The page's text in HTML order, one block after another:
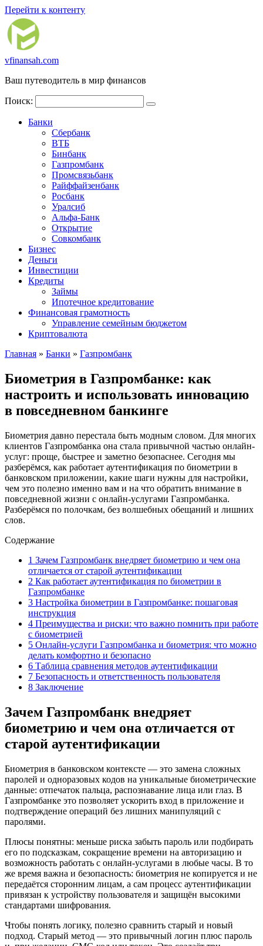
Перейти к контенту
vfinansah.com
Ваш путеводитель в мир финансов
Поиск:
Банки
Сбербанк
ВТБ
Бинбанк
Газпромбанк
Промсвязьбанк
Райффайзенбанк
Росбанк
Уралсиб
Альфа-Банк
Открытие
Совкомбанк
Бизнес
Деньги
Инвестиции
Кредиты
Займы
Ипотечное кредитование
Финансовая грамотность
Управление семейным бюджетом
Криптовалюта
Главная » Банки » Газпромбанк
Биометрия в Газпромбанке: как
настроить и использовать инновацию
в повседневном банкинге
Биометрия давно перестала быть модным словом. Для многих
клиентов Газпромбанка она стала привычной частью онлайн-
услуг: проще, быстрее и заметно безопаснее. Сегодня мы
разберёмся, как работает аутентификация по биометрии в
банковском приложении, какие шаги нужны для настройки,
чем это полезно именно вам и на что обратить внимание в
повседневной жизни с онлайн-услугами Газпромбанка.
Разберёмся по полочкам, без волшебных обещаний и лишних
слов.
Содержание
1 Зачем Газпромбанк внедряет биометрию и чем она
отличается от старой аутентификации
2 Как работает аутентификация по биометрии в
Газпромбанке
3 Настройка биометрии в Газпромбанке: пошаговая
инструкция
4 Преимущества и риски: что важно помнить при работе
с биометрией
5 Онлайн-услуги Газпромбанка и биометрия: что можно
делать комфортно и безопасно
6 Таблица сравнения методов аутентификации
7 Безопасность и ответственность пользователя
8 Заключение
Зачем Газпромбанк внедряет
биометрию и чем она отличается от
старой аутентификации
Биометрия в банковском контексте — это замена сложных
паролей и одноразовых кодов на уникальные биометрические
данные: отпечаток пальца, распознавание лица или глаз. В
Газпромбанке это позволяет ускорить вход в приложение и
подтверждение операций без лишних манипуляций с
паролями.
Плюсы понятны: меньше риска забыть пароль или подбирать
его по подсказкам, сокращение времени на авторизацию и
возможность работать с онлайн-услугами в любые часы. В то
же время важна и безопасность: биометрия не копируется и не
передаётся сторонним лицам, а сам процесс аутентификации
привязан к устройству пользователя и защищён высокими
стандартами шифрования.
Чтобы понять логику, полезно сравнить старый и новый
подход. Старый метод — это привычный логин плюс пароль